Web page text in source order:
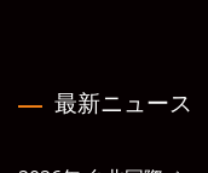
最新ニュース